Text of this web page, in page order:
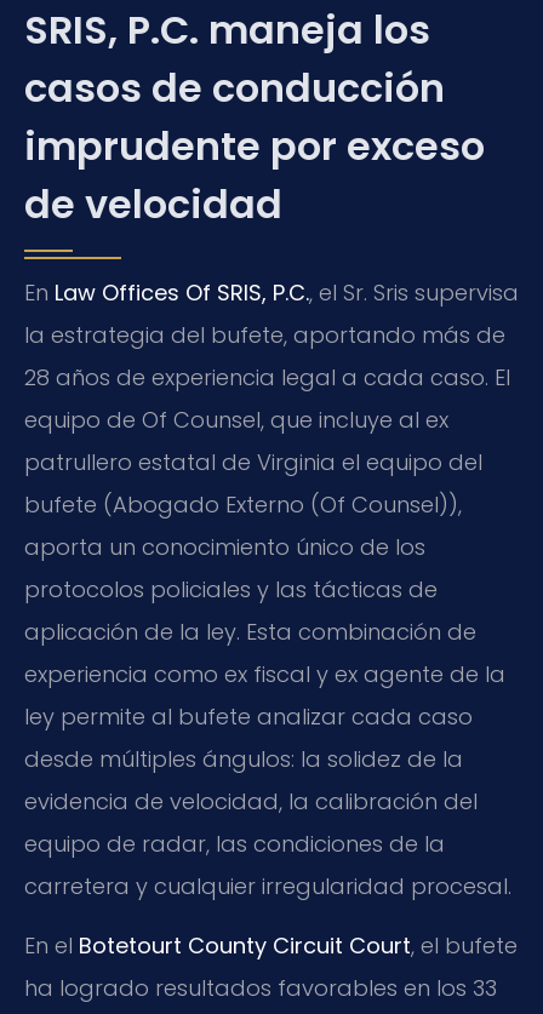
SRIS, P.C. maneja los
casos de conducción
imprudente por exceso
de velocidad
En Law Offices Of SRIS, P.C., el Sr. Sris supervisa
la estrategia del bufete, aportando más de
28 años de experiencia legal a cada caso. El
equipo de Of Counsel, que incluye al ex
patrullero estatal de Virginia el equipo del
bufete (Abogado Externo (Of Counsel)),
aporta un conocimiento único de los
protocolos policiales y las tácticas de
aplicación de la ley. Esta combinación de
experiencia como ex fiscal y ex agente de la
ley permite al bufete analizar cada caso
desde múltiples ángulos: la solidez de la
evidencia de velocidad, la calibración del
equipo de radar, las condiciones de la
carretera y cualquier irregularidad procesal.
En el Botetourt County Circuit Court, el bufete
ha logrado resultados favorables en los 33